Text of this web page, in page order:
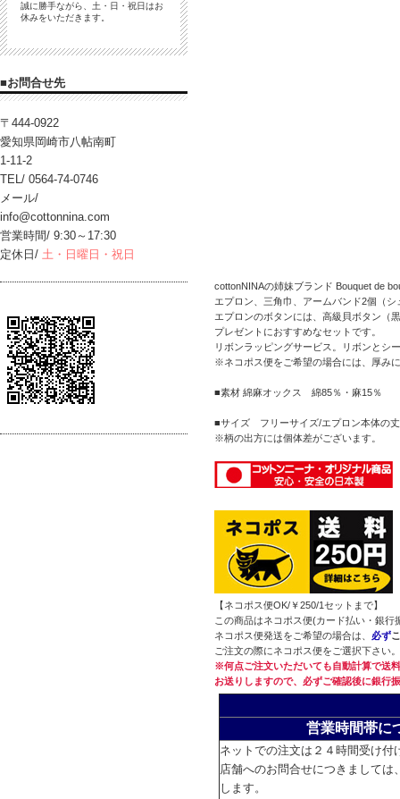
cottonNINAの姉妹ブランド Bouquet de
エプロン、三角巾、アームバンド2個（
エプロンのボタンには、高級貝ボタン（
プレゼントにおすすめなセットです。
リボンラッピングサービス。リボンとシ
※ネコポス便をご希望の場合には、厚み
■素材 綿麻オックス 綿85％・麻15％
■サイズ フリーサイズ/エプロン本体の
※柄の出方には個体差がございます。
【ネコポス便OK/￥250/1セットまで】
この商品はネコポス便(カード払い・銀
ネコポス便発送をご希望の場合は、 必ず
ご注文の際にネコポス便をご選択下さい。
※何点ご注文いただいても自動計算で送
お送りしますので、必ずご確認後に銀行
営業時間帯に
ネットでの注文は２４時間受け付
店舗へのお問合せにつきましては
します。
誠に勝手ながら、土・日・祝日はお
休みをいただきます。
■お問合せ先
〒444-0922
愛知県岡崎市八帖南町
1-11-2
TEL/ 0564-74-0746
メール/
info@cottonnina.com
営業時間/ 9:30～17:30
定休日/ 土・日曜日・祝日